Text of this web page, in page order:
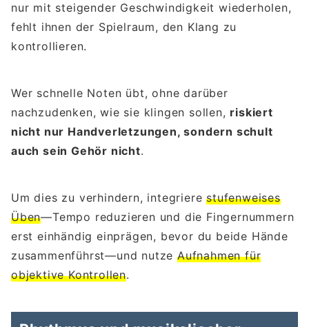
nur mit steigender Geschwindigkeit wiederholen,
fehlt ihnen der Spielraum, den Klang zu
kontrollieren.
Wer schnelle Noten übt, ohne darüber
nachzudenken, wie sie klingen sollen, riskiert
nicht nur Handverletzungen, sondern schult
auch sein Gehör nicht.
Um dies zu verhindern, integrierestufenweises
Üben—Tempo reduzieren und die Fingernummern
erst einhändig einprägen, bevor du beide Hände
zusammenführst—und nutzeAufnahmen für
objektive Kontrollen.